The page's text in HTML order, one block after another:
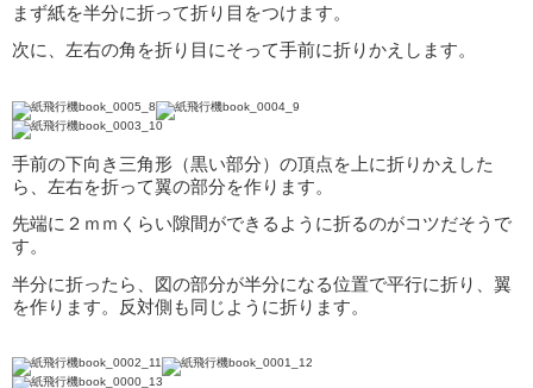
まず紙を半分に折って折り目をつけます。
次に、左右の角を折り目にそって手前に折りかえします。
手前の下向き三角形（黒い部分）の頂点を上に折りかえした
ら、左右を折って翼の部分を作ります。
先端に２ｍｍくらい隙間ができるように折るのがコツだそうで
す。
半分に折ったら、図の部分が半分になる位置で平行に折り、翼
を作ります。反対側も同じように折ります。